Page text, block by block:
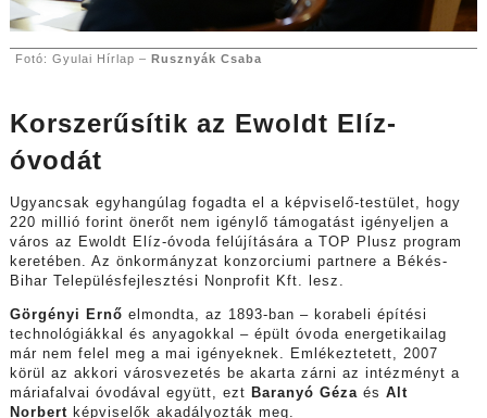
Fotó: Gyulai Hírlap – Rusznyák Csaba
Korszerűsítik az Ewoldt Elíz-
óvodát
Ugyancsak egyhangúlag fogadta el a képviselő-testület, hogy
220 millió forint önerőt nem igénylő támogatást igényeljen a
város az Ewoldt Elíz-óvoda felújítására a TOP Plusz program
keretében. Az önkormányzat konzorciumi partnere a Békés-
Bihar Településfejlesztési Nonprofit Kft. lesz.
Görgényi Ernő elmondta, az 1893-ban – korabeli építési
technológiákkal és anyagokkal – épült óvoda energetikailag
már nem felel meg a mai igényeknek. Emlékeztetett, 2007
körül az akkori városvezetés be akarta zárni az intézményt a
máriafalvai óvodával együtt, ezt Baranyó Géza és Alt
Norbert képviselők akadályozták meg.